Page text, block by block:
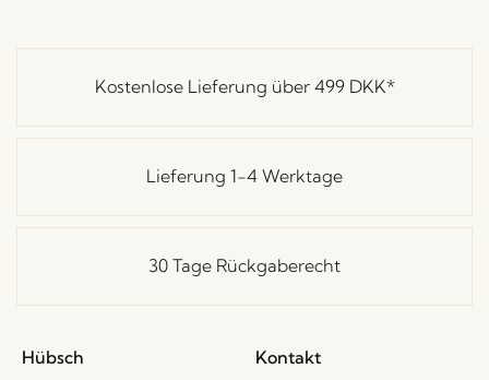
Kostenlose Lieferung über 499 DKK*
Lieferung 1-4 Werktage
30 Tage Rückgaberecht
Hübsch
Kontakt